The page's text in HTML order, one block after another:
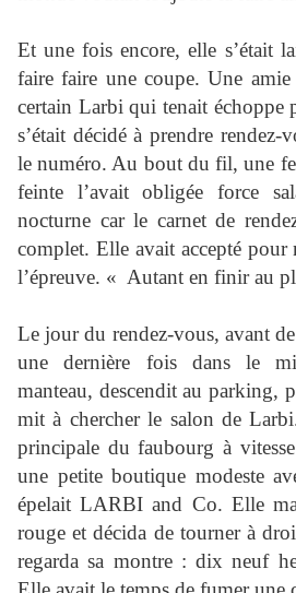
Et une fois encore, elle s’était
faire faire une coupe. Une
certain Larbi qui tenait échoppe
s’était décidé à prendre rendez-
le numéro. Au bout du fil, une
feinte l’avait obligée force
nocturne car le carnet de
complet. Elle avait accepté pour
l’épreuve. « Autant en finir au
Le jour du rendez-vous, avant
une dernière fois dans le
manteau, descendit au parking,
mit à chercher le salon de
principale du faubourg à
une petite boutique modeste
épelait LARBI and Co. Elle
rouge et décida de tourner à
regarda sa montre : dix neuf